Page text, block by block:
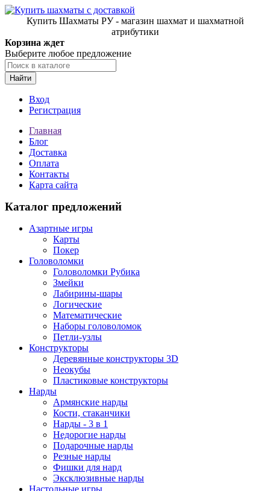
Купить Шахматы РУ - магазин шахмат и шахматной
атрибутики
Корзина ждет
Выберите любое предложение
Найти
Вход
Регистрация
Главная
Блог
Доставка
Оплата
Контакты
Карта сайта
Каталог предложений
Азартные игры
Карты
Покер
Головоломки
Головоломки Рубика
Змейки
Лабирины-шары
Логические
Математические
Наборы головоломок
Петли-узлы
Конструкторы
Деревянные конструкторы 3D
Неокубы
Пластиковые конструкторы
Нарды
Армянские нарды
Кости, стаканчики
Нарды - 3 в 1
Недорогие нарды
Подарочные нарды
Резные нарды
Фишки для нард
Эксклюзивные нарды
Настольные игры